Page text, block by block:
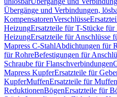
Übergänge und Verbindungen,
KompensatorenVerschlüsse
HeizungErsatzteile für T-Stücke für
HeizungErsatzteile für Anschlüsse
Mapress C-StahlAbdichtungen für
für RohreBefestigungen für
Schraube für Flanschverbindungen
Mapress KupferErsatzteile für
KupferMuffenErsatzteile für Muffen
ReduktionenBögenErsatzteile für